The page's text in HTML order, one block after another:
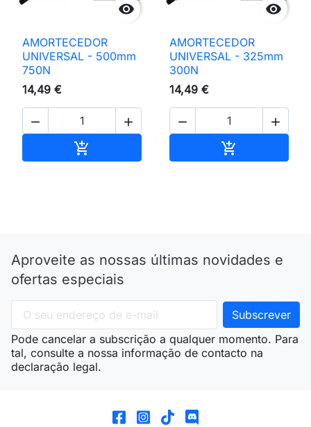

AMORTECEDOR
UNIVERSAL - 500mm
750N
14,49 €
 


AMORTECEDOR
UNIVERSAL - 325mm
300N
14,49 €
 

Aproveite as nossas últimas novidades e
ofertas especiais
Pode cancelar a subscrição a qualquer momento. Para
tal, consulte a nossa informação de contacto na
declaração legal.